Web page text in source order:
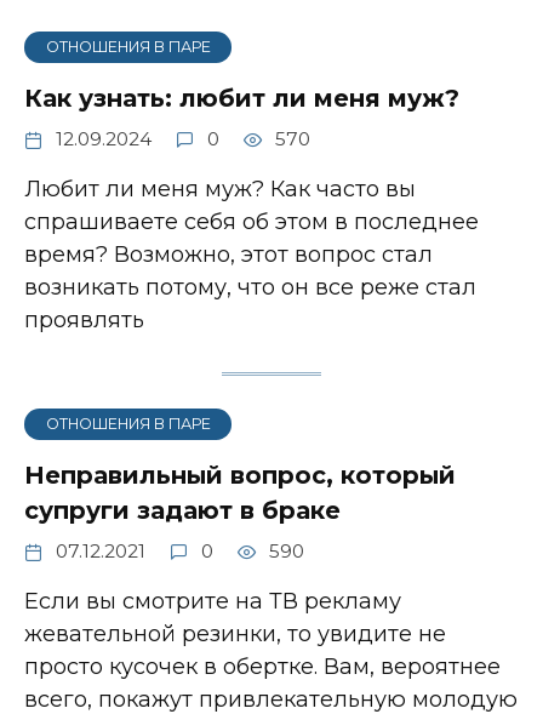
ОТНОШЕНИЯ В ПАРЕ
Как узнать: любит ли меня муж?
12.09.2024 0 570
Любит ли меня муж? Как часто вы
спрашиваете себя об этом в последнее
время? Возможно, этот вопрос стал
возникать потому, что он все реже стал
проявлять
ОТНОШЕНИЯ В ПАРЕ
Неправильный вопрос, который
супруги задают в браке
07.12.2021 0 590
Если вы смотрите на ТВ рекламу
жевательной резинки, то увидите не
просто кусочек в обертке. Вам, вероятнее
всего, покажут привлекательную молодую